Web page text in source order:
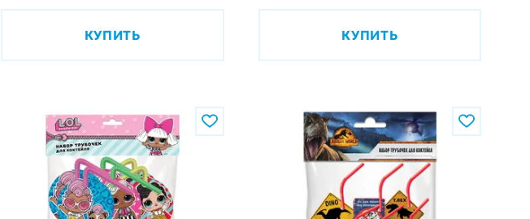
КУПИТЬ КУПИТЬ